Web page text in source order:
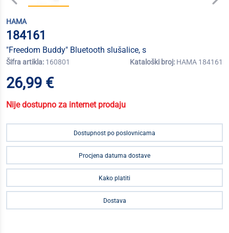
HAMA
184161
"Freedom Buddy" Bluetooth slušalice, s
Šifra artikla: 160801 Kataloški broj: HAMA 184161
26,99 €
Nije dostupno za internet prodaju
Dostupnost po poslovnicama
Procjena datuma dostave
Kako platiti
Dostava